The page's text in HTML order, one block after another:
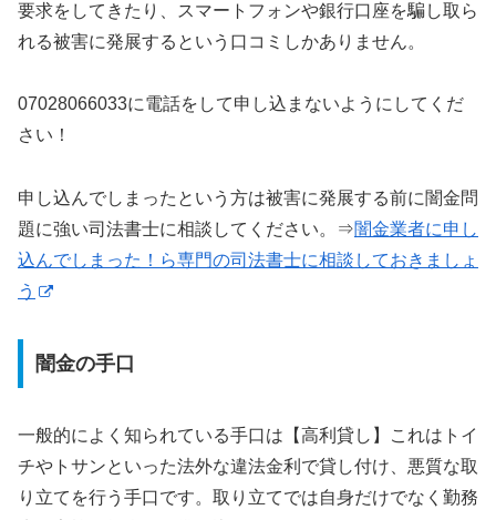
要求をしてきたり、スマートフォンや銀行口座を騙し取ら
れる被害に発展するという口コミしかありません。
07028066033に電話をして申し込まないようにしてくだ
さい！
申し込んでしまったという方は被害に発展する前に闇金問
題に強い司法書士に相談してください。⇒闇金業者に申し
込んでしまった！ら専門の司法書士に相談しておきましょ
う
闇金の手口
一般的によく知られている手口は【高利貸し】これはトイ
チやトサンといった法外な違法金利で貸し付け、悪質な取
り立てを行う手口です。取り立てでは自身だけでなく勤務